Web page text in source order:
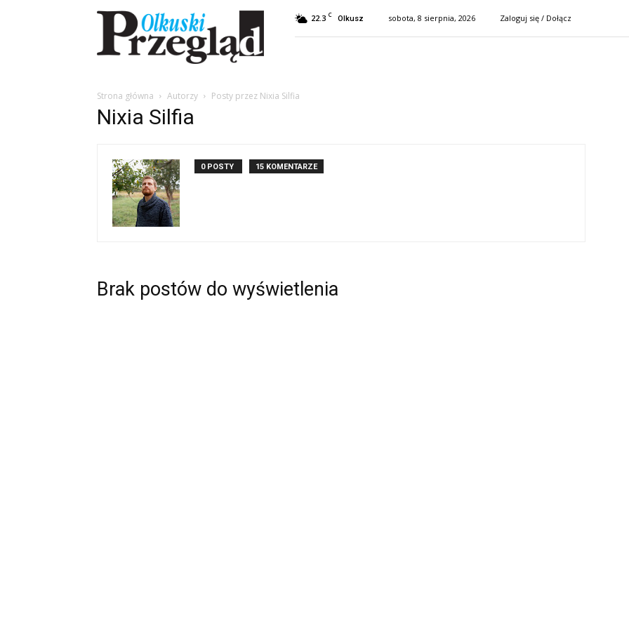
Przegląd
Olkuski
22.3 C Olkusz sobota, 8 sierpnia, 2026 Zaloguj się / Dołącz
Strona główna Autorzy Posty przez Nixia Silfia
Nixia Silfia
0 POSTY 15 KOMENTARZE
Brak postów do wyświetlenia